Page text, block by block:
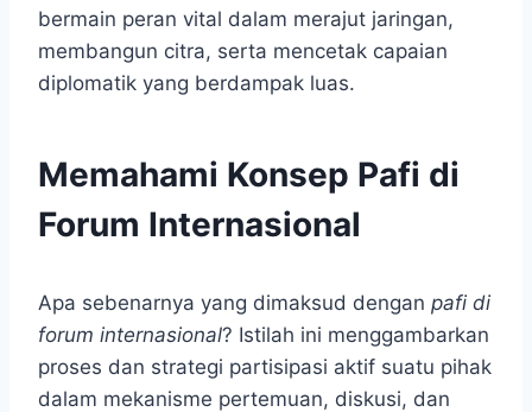
bermain peran vital dalam merajut jaringan,
membangun citra, serta mencetak capaian
diplomatik yang berdampak luas.
Memahami Konsep Pafi di
Forum Internasional
Apa sebenarnya yang dimaksud dengan pafi di
forum internasional? Istilah ini menggambarkan
proses dan strategi partisipasi aktif suatu pihak
dalam mekanisme pertemuan, diskusi, dan